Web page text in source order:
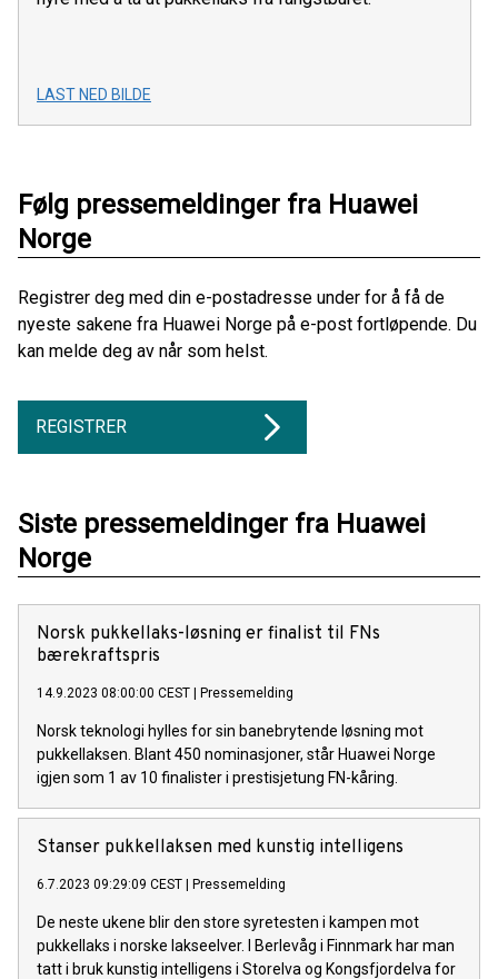
LAST NED BILDE
Følg pressemeldinger fra Huawei
Norge
Registrer deg med din e-postadresse under for å få de
nyeste sakene fra Huawei Norge på e-post fortløpende. Du
kan melde deg av når som helst.
REGISTRER
Siste pressemeldinger fra Huawei
Norge
Norsk pukkellaks-løsning er finalist til FNs
bærekraftspris
14.9.2023 08:00:00 CEST | Pressemelding
Norsk teknologi hylles for sin banebrytende løsning mot
pukkellaksen. Blant 450 nominasjoner, står Huawei Norge
igjen som 1 av 10 finalister i prestisjetung FN-kåring.
Stanser pukkellaksen med kunstig intelligens
6.7.2023 09:29:09 CEST | Pressemelding
De neste ukene blir den store syretesten i kampen mot
pukkellaks i norske lakseelver. I Berlevåg i Finnmark har man
tatt i bruk kunstig intelligens i Storelva og Kongsfjordelva for